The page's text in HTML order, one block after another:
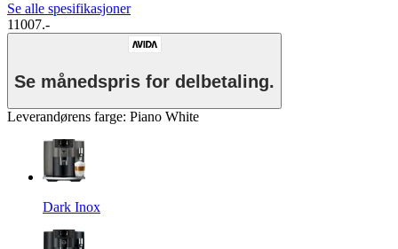
Se alle spesifikasjoner
11007.-
Se månedspris for delbetaling.
Leverandørens farge: Piano White
Dark Inox